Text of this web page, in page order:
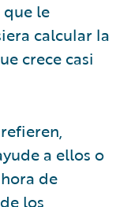
le
calcular la
crece casi
a ellos o
de
los